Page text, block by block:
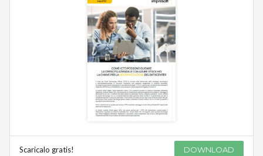
Scaricalo gratis! DOWNLOAD